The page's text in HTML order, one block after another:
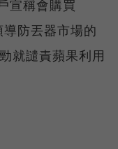
宣稱會購買
防丟器市場的
就譴責蘋果利用